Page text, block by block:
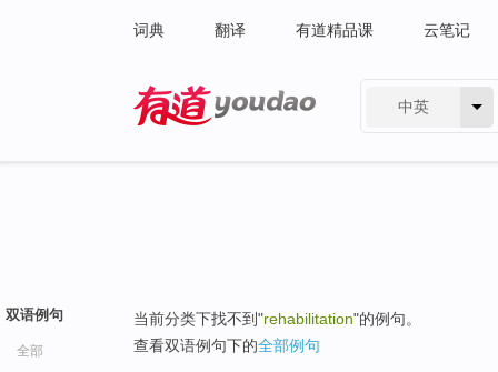
词典 翻译 有道精品课 云笔记
中英
双语例句
全部
当前分类下找不到"rehabilitation"的例句。
查看双语例句下的全部例句